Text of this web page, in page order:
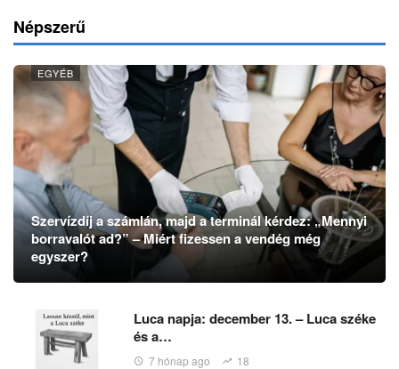
Népszerű
EGYÉB
Szervízdíj a számlán, majd a terminál kérdez: „Mennyi
borravalót ad?” – Miért fizessen a vendég még
egyszer?
Luca napja: december 13. – Luca széke
és a…
7 hónap ago 18